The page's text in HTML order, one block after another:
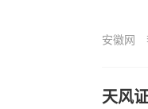
安徽网
天风